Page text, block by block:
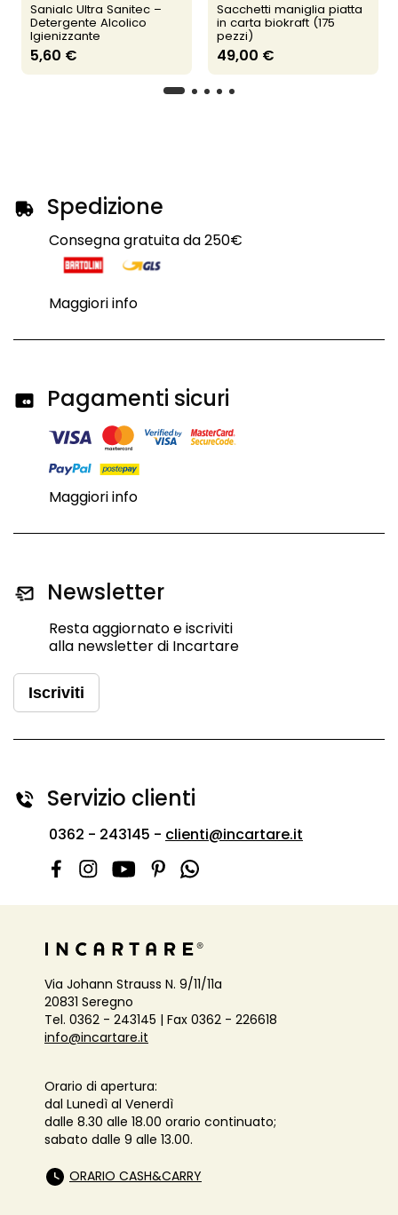
Sanialc Ultra Sanitec –
Detergente Alcolico
Igienizzante
5,60 €
Sacchetti maniglia piatta
in carta biokraft (175
pezzi)
49,00 €
Spedizione
Consegna gratuita da 250€
Maggiori info
Pagamenti sicuri
Maggiori info
Newsletter
Resta aggiornato e iscriviti
alla newsletter di Incartare
Iscriviti
Servizio clienti
0362 - 243145 - clienti@incartare.it
Via Johann Strauss N. 9/11/11a
20831 Seregno
Tel. 0362 - 243145 | Fax 0362 - 226618
info@incartare.it
Orario di apertura:
dal Lunedì al Venerdì
dalle 8.30 alle 18.00 orario continuato;
sabato dalle 9 alle 13.00.
ORARIO CASH&CARRY